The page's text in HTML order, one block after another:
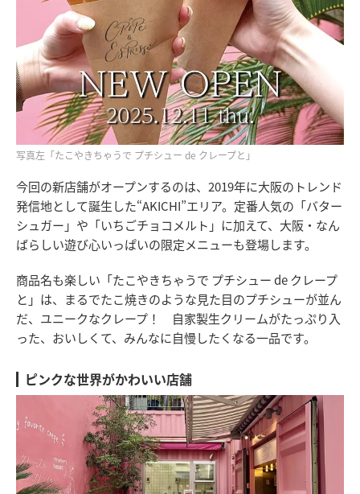
写真左「たこやきちゃうで プチシュー de クレープと」
今回の新店舗がオープンするのは、2019年に大阪のトレンド
発信地として誕生した“AKICHI”エリア。定番人気の「バター
シュガー」や「いちごチョコメルト」に加えて、大阪・なん
ばらしい遊び心いっぱいの限定メニューも登場します。
商品名も楽しい「たこやきちゃうで プチシュー de クレープ
と」は、まるでたこ焼きのような見た目のプチシューが並ん
だ、ユニークなクレープ！ 自家製生クリームがたっぷり入
った、おいしくて、みんなに自慢したくなる一品です。
ピンクな世界がかわいい店舗